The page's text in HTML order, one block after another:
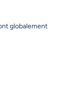
globalement